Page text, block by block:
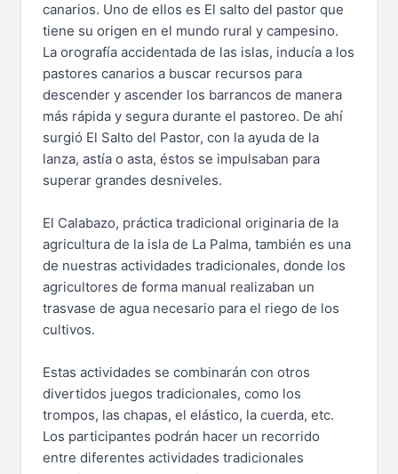
canarios. Uno de ellos es El salto del pastor que
tiene su origen en el mundo rural y campesino.
La orografía accidentada de las islas, inducía a los
pastores canarios a buscar recursos para
descender y ascender los barrancos de manera
más rápida y segura durante el pastoreo. De ahí
surgió El Salto del Pastor, con la ayuda de la
lanza, astía o asta, éstos se impulsaban para
superar grandes desniveles.
El Calabazo, práctica tradicional originaria de la
agricultura de la isla de La Palma, también es una
de nuestras actividades tradicionales, donde los
agricultores de forma manual realizaban un
trasvase de agua necesario para el riego de los
cultivos.
Estas actividades se combinarán con otros
divertidos juegos tradicionales, como los
trompos, las chapas, el elástico, la cuerda, etc.
Los participantes podrán hacer un recorrido
entre diferentes actividades tradicionales